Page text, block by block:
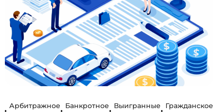
Арбитражное
Банкротное
Выигранные
Гражданское